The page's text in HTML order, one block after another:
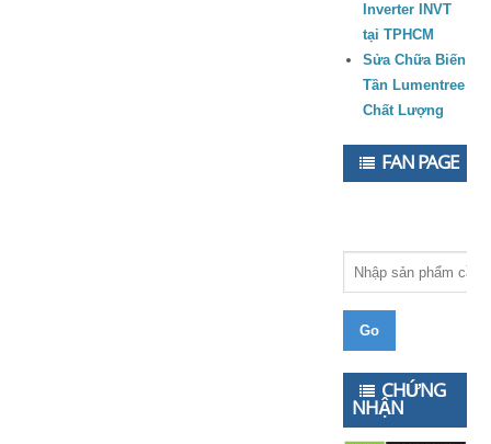
Inverter INVT
tại TPHCM
Sửa Chữa Biến
Tần Lumentree
Chất Lượng
FAN PAGE
CHỨNG
NHẬN